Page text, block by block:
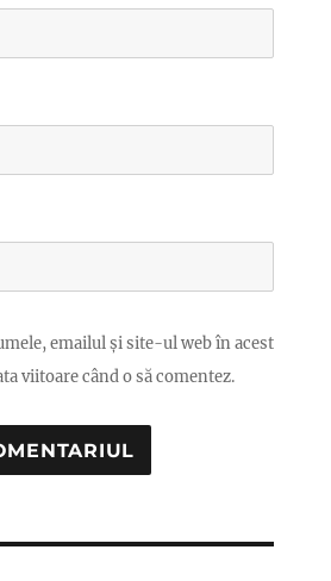
emailul și site-ul web în acest
viitoare când o să comentez.